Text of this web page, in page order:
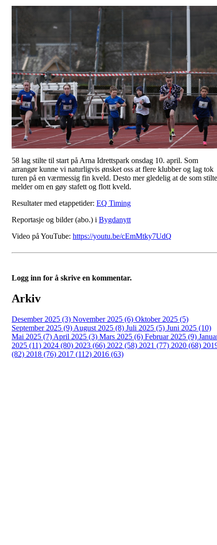
58 lag stilte til start på Arna Idrettspark onsdag 10. april. Som
arrangør kunne vi naturligvis ønsket oss at flere klubber og lag tok
turen på en værmessig fin kveld. Desto mer gledelig at de som stilte
melder om en gøy stafett og flott kveld.
Resultater med etappetider: EQ Timing
Reportasje og bilder (abo.) i Bygdanytt
Video på YouTube: https://youtu.be/cEmMtky7UdQ
Logg inn for å skrive en kommentar.
Arkiv
Desember 2025 (3) November 2025 (6) Oktober 2025 (5)
September 2025 (9) August 2025 (8) Juli 2025 (5) Juni 2025 (10)
Mai 2025 (7) April 2025 (3) Mars 2025 (6) Februar 2025 (9)
2025 (11) 2024 (80) 2023 (66) 2022 (58) 2021 (77) 2020 (68)
(82) 2018 (76) 2017 (112) 2016 (63)